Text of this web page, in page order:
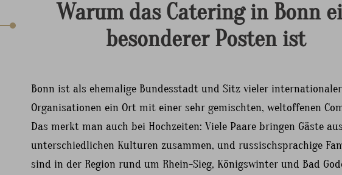
Warum das Catering in Bonn
besonderer Posten ist
Bonn ist als ehemalige Bundesstadt und Sitz vieler internationaler
Organisationen ein Ort mit einer sehr gemischten, weltoffenen
Das merkt man auch bei Hochzeiten: Viele Paare bringen Gäste aus
unterschiedlichen Kulturen zusammen, und russischsprachige
sind in der Region rund um Rhein-Sieg, Königswinter und Bad